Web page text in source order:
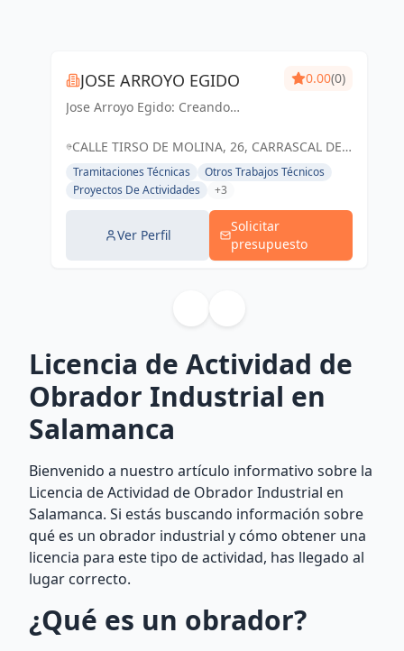
JOSE ARROYO EGIDO
Jose Arroyo Egido: Creando
funcionales que transforman
0.00(0)
CALLE TIRSO DE MOLINA, 26, CARRASCAL DE
BARREGAS, SALAMANCA, ESPAÑA, España
Tramitaciones Técnicas
Otros Trabajos Técnicos
Proyectos De Actividades
+3
Ver Perfil
Solicitar
presupuesto
Licencia de Actividad de
Obrador Industrial en
Salamanca
Bienvenido a nuestro artículo informativo sobre la
Licencia de Actividad de Obrador Industrial en
Salamanca. Si estás buscando información sobre
qué es un obrador industrial y cómo obtener una
licencia para este tipo de actividad, has llegado al
lugar correcto.
¿Qué es un obrador?